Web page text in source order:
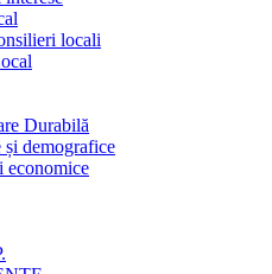
locali
Durabilă
demografice
economice